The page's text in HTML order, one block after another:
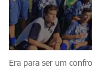
Era para ser um